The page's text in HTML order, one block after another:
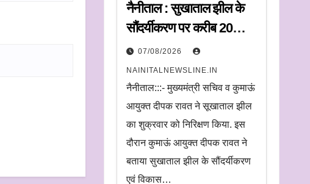
नैनीताल : सुखाताल झील के
सौंदर्यीकरण पर करीब 20
करोड़ रुपये खर्च, संचालन के
लिए संस्था का चयन जल्द
07/08/2026
NAINITALNEWSLINE.IN
नैनीताल:::- मुख्यमंत्री सचिव व कुमाऊं
आयुक्त दीपक रावत ने सूखाताल झील
का शुक्रवार को निरिक्षण किया. इस
दौरान कुमाऊं आयुक्त दीपक रावत ने
बताया सुखाताल झील के सौंदर्यीकरण
एवं विकास…